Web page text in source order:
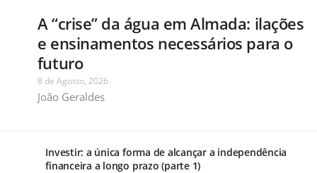
A “crise” da água em Almada: ilações
e ensinamentos necessários para o
futuro
8 de Agosto, 2026
João Geraldes
Investir: a única forma de alcançar a independência
financeira a longo prazo (parte 1)